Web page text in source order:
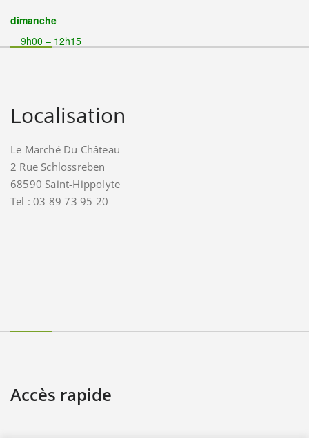
dimanche
9h00 – 12h15
Localisation
Le Marché Du Château
2 Rue Schlossreben
68590 Saint-Hippolyte
Tel : 03 89 73 95 20
Accès rapide